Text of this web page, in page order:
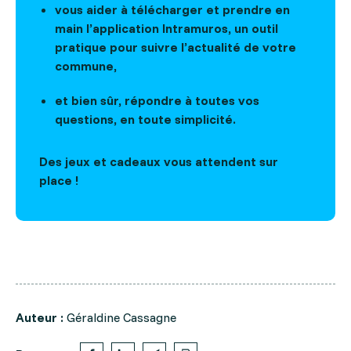
vous aider à télécharger et prendre en
main l’application Intramuros, un outil
pratique pour suivre l’actualité de votre
commune,
et bien sûr, répondre à toutes vos
questions, en toute simplicité.
Des jeux et cadeaux vous attendent sur
place !
Auteur : Géraldine Cassagne